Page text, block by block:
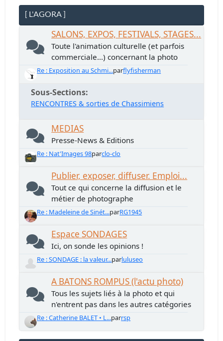
[ L'AGORA ]
SALONS, EXPOS, FESTIVALS, STAGES...
Toute l'animation culturelle (et parfois
commerciale...) concernant la photo
Re : Exposition au Schmi...parflyfisherman
Sous-Sections
RENCONTRES & sorties de Chassimiens
MEDIAS
Presse-News & Editions
Re : Nat'Images 98parclo-clo
Publier, exposer, diffuser. Emploi...
Tout ce qui concerne la diffusion et le
métier de photographe
Re : Madeleine de Sinét...parRG1945
Espace SONDAGES
Ici, on sonde les opinions !
Re : SONDAGE : la valeur...parluluseo
A BATONS ROMPUS (l'actu photo)
Tous les sujets liés à la photo et qui
n'entrent pas dans les autres catégories
Re : Catherine BALET • L...parrsp